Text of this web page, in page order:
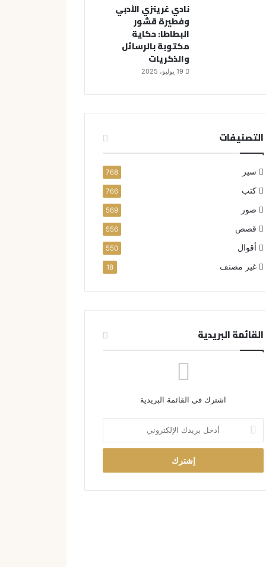
نادي غرينزي الأدبي
وفطيرة قشور
البطاطا: حكاية
مكتوبة بالرسائل
والذكريات
19 يوليو، 2025
التصنيفات
سير 768
كتب 766
صور 569
قصص 556
أقوال 550
غير مصنف 18
القائمة البريدية
اشترك في القائمة البريدية
خ
ب